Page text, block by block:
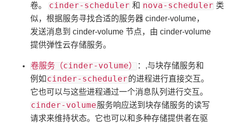
卷。
cinder-scheduler 和 nova-scheduler 类
似，根据服务寻找合适的服务器 cinder-volume，
发送消息到 cinder-volume 节点，由 cinder-volume
提供弹性云存储服务。
卷服务（cinder-volume）
：,与块存储服务和
例如 cinder-scheduler的进程进行直接交互。
它也可以与这些进程通过一个消息队列进行交互。
cinder-volume服务响应送到块存储服务的读写
请求来维持状态。它也可以和多种存储提供者在驱